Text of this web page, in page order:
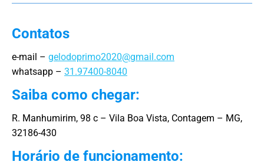
Contatos
e-mail – gelodoprimo2020@gmail.com
whatsapp – 31.97400-8040
Saiba como chegar:
R. Manhumirim, 98 c – Vila Boa Vista, Contagem – MG,
32186-430
Horário de funcionamento: